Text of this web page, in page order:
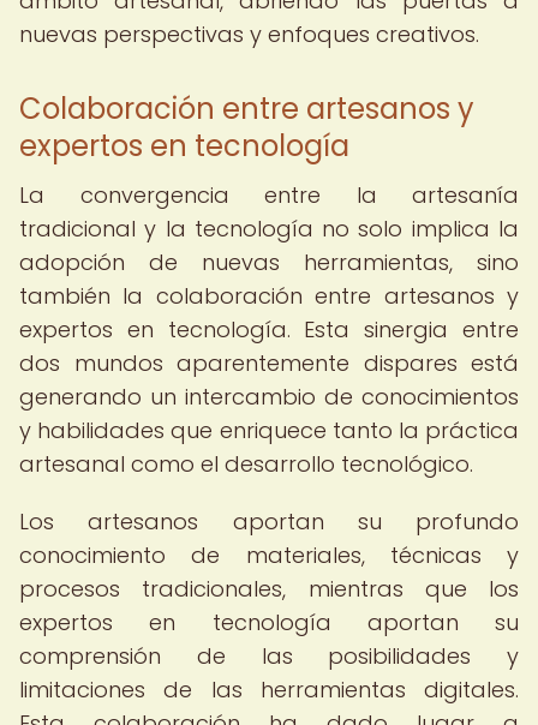
nuevas perspectivas y enfoques creativos.
Colaboración entre artesanos y
expertos en tecnología
La convergencia entre la artesanía
tradicional y la tecnología no solo implica la
adopción de nuevas herramientas, sino
también la colaboración entre artesanos y
expertos en tecnología. Esta sinergia entre
dos mundos aparentemente dispares está
generando un intercambio de conocimientos
y habilidades que enriquece tanto la práctica
artesanal como el desarrollo tecnológico.
Los artesanos aportan su profundo
conocimiento de materiales, técnicas y
procesos tradicionales, mientras que los
expertos en tecnología aportan su
comprensión de las posibilidades y
limitaciones de las herramientas digitales.